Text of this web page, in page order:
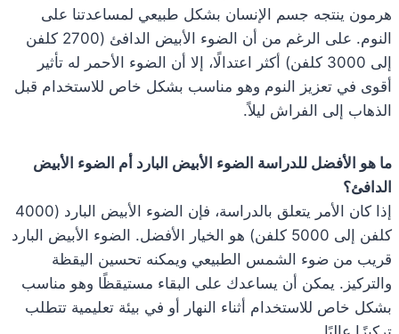
هرمون ينتجه جسم الإنسان بشكل طبيعي لمساعدتنا على
النوم. على الرغم من أن الضوء الأبيض الدافئ (2700 كلفن
إلى 3000 كلفن) أكثر اعتدالًا، إلا أن الضوء الأحمر له تأثير
أقوى في تعزيز النوم وهو مناسب بشكل خاص للاستخدام قبل
الذهاب إلى الفراش ليلاً.
ما هو الأفضل للدراسة الضوء الأبيض البارد أم الضوء الأبيض
الدافئ؟
إذا كان الأمر يتعلق بالدراسة، فإن الضوء الأبيض البارد (4000
كلفن إلى 5000 كلفن) هو الخيار الأفضل. الضوء الأبيض البارد
قريب من ضوء الشمس الطبيعي ويمكنه تحسين اليقظة
والتركيز. يمكن أن يساعدك على البقاء مستيقظًا وهو مناسب
بشكل خاص للاستخدام أثناء النهار أو في بيئة تعليمية تتطلب